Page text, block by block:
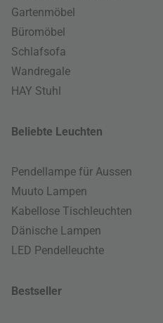
Gartenmöbel
Büromöbel
Schlafsofa
Wandregale
HAY Stuhl
Beliebte Leuchten
Pendellampe für Aussen
Muuto Lampen
Kabellose Tischleuchten
Dänische Lampen
LED Pendelleuchte
Bestseller